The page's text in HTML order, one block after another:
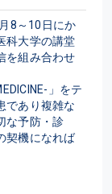
8～10日にか
科大学の講堂
を組み合わせ
」をテ
であり複雑な
な予防・診
契機になれば